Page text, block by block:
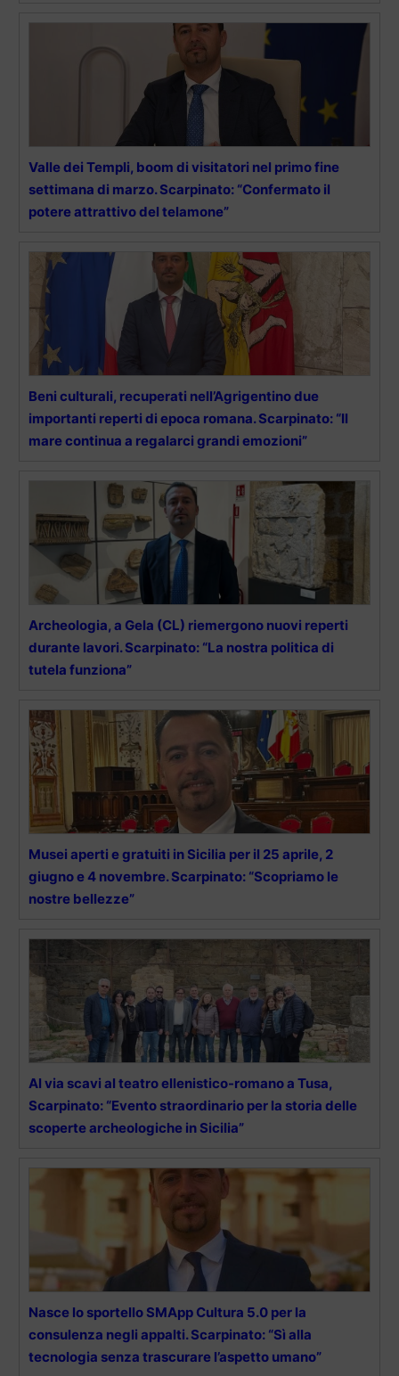
Valle dei Templi, boom di visitatori nel primo fine
settimana di marzo. Scarpinato: “Confermato il
potere attrattivo del telamone”
Beni culturali, recuperati nell’Agrigentino due
importanti reperti di epoca romana. Scarpinato: “Il
mare continua a regalarci grandi emozioni”
Archeologia, a Gela (CL) riemergono nuovi reperti
durante lavori. Scarpinato: “La nostra politica di
tutela funziona”
Musei aperti e gratuiti in Sicilia per il 25 aprile, 2
giugno e 4 novembre. Scarpinato: “Scopriamo le
nostre bellezze”
Al via scavi al teatro ellenistico-romano a Tusa,
Scarpinato: “Evento straordinario per la storia delle
scoperte archeologiche in Sicilia”
Nasce lo sportello SMApp Cultura 5.0 per la
consulenza negli appalti. Scarpinato: “Sì alla
tecnologia senza trascurare l’aspetto umano”